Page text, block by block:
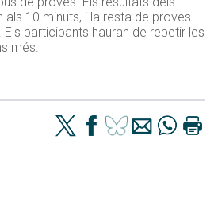
10 minuts, i la resta de proves
Els participants hauran de repetir les
més.